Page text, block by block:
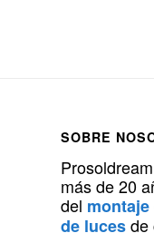
SOBRE
más de 20
del montaje
de lucesde